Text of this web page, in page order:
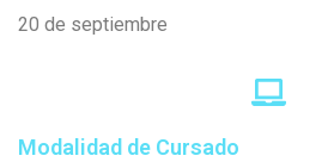
20 de septiembre
Modalidad de Cursado